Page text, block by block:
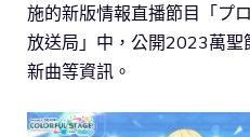
施的新版情報直播節目「プ
放送局」中，公開2023萬聖
新曲等資訊。